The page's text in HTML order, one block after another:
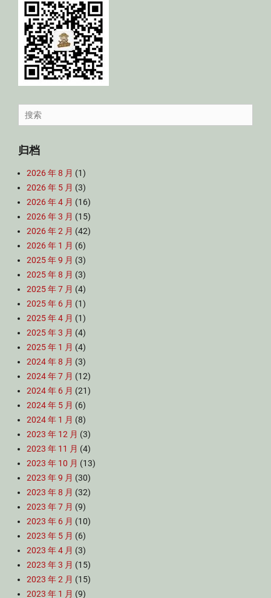
Search
for:
归档
2026 年 8 月 (1)
2026 年 5 月 (3)
2026 年 4 月 (16)
2026 年 3 月 (15)
2026 年 2 月 (42)
2026 年 1 月 (6)
2025 年 9 月 (3)
2025 年 8 月 (3)
2025 年 7 月 (4)
2025 年 6 月 (1)
2025 年 4 月 (1)
2025 年 3 月 (4)
2025 年 1 月 (4)
2024 年 8 月 (3)
2024 年 7 月 (12)
2024 年 6 月 (21)
2024 年 5 月 (6)
2024 年 1 月 (8)
2023 年 12 月 (3)
2023 年 11 月 (4)
2023 年 10 月 (13)
2023 年 9 月 (30)
2023 年 8 月 (32)
2023 年 7 月 (9)
2023 年 6 月 (10)
2023 年 5 月 (6)
2023 年 4 月 (3)
2023 年 3 月 (15)
2023 年 2 月 (15)
2023 年 1 月 (9)